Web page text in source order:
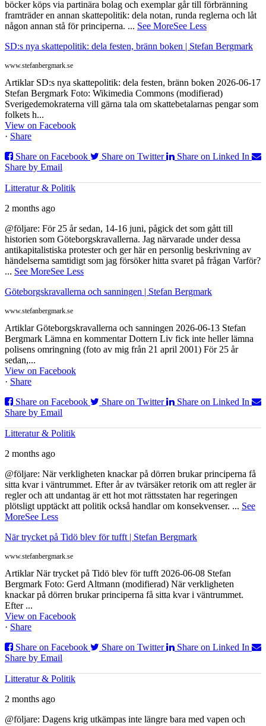
böcker köps via partinära bolag och exemplar går till förbränning
framträder en annan skattepolitik: dela notan, runda reglerna och låt
någon annan stå för principerna. ... See MoreSee Less
SD:s nya skattepolitik: dela festen, bränn boken | Stefan Bergmark
www.stefanbergmark.se
Artiklar SD:s nya skattepolitik: dela festen, bränn boken 2026-06-17
Stefan Bergmark Foto: Wikimedia Commons (modifierad)
Sverigedemokraterna vill gärna tala om skattebetalarnas pengar som
folkets h...
View on Facebook
· Share
Share on Facebook
Share on Twitter
Share on Linked In
Share by Email
Litteratur & Politik
2 months ago
@följare: För 25 år sedan, 14-16 juni, pågick det som gått till
historien som Göteborgskravallerna. Jag närvarade under dessa
antikapitalistiska protester och ger här en personlig beskrivning av
händelserna samtidigt som jag försöker hitta svaret på frågan Varför?
... See MoreSee Less
Göteborgskravallerna och sanningen | Stefan Bergmark
www.stefanbergmark.se
Artiklar Göteborgskravallerna och sanningen 2026-06-13 Stefan
Bergmark Lämna en kommentar Dottern Liv fick inte heller lämna
polisens omringning (foto av mig från 21 april 2001) För 25 år
sedan,...
View on Facebook
· Share
Share on Facebook
Share on Twitter
Share on Linked In
Share by Email
Litteratur & Politik
2 months ago
@följare: När verkligheten knackar på dörren brukar principerna få
sitta kvar i väntrummet. Efter år av tvärsäker retorik om att regler är
regler och att undantag är ett hot mot rättsstaten har regeringen
plötsligt upptäckt att politik också handlar om konsekvenser. ... See
MoreSee Less
När trycket på Tidö blev för tufft | Stefan Bergmark
www.stefanbergmark.se
Artiklar När trycket på Tidö blev för tufft 2026-06-08 Stefan
Bergmark Foto: Gerd Altmann (modifierad) När verkligheten
knackar på dörren brukar principerna få sitta kvar i väntrummet.
Efter ...
View on Facebook
· Share
Share on Facebook
Share on Twitter
Share on Linked In
Share by Email
Litteratur & Politik
2 months ago
@följare: Dagens krig utkämpas inte längre bara med vapen och